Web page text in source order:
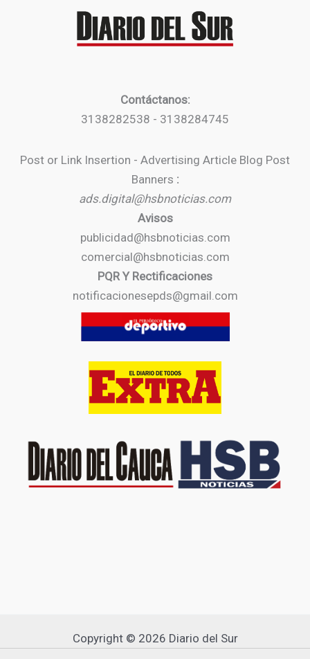
Contáctanos:
3138282538 - 3138284745
Post or Link Insertion - Advertising Article Blog Post
Banners :
ads.digital@hsbnoticias.com
Avisos
publicidad@hsbnoticias.com
comercial@hsbnoticias.com
PQR Y Rectificaciones
notificacionesepds@gmail.com
Copyright © 2026 Diario del Sur